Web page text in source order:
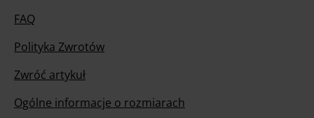
FAQ
Polityka Zwrotów
Zwróć artykuł
Ogólne informacje o rozmiarach